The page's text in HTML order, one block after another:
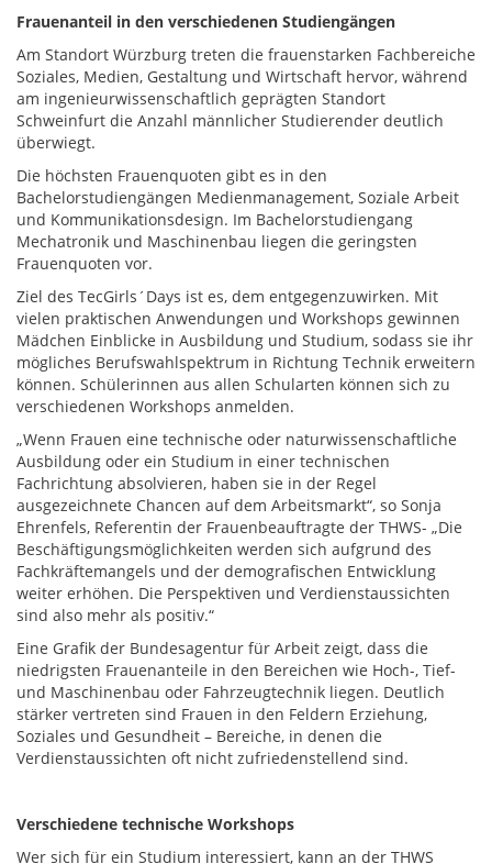
Frauenanteil in den verschiedenen Studiengängen
Am Standort Würzburg treten die frauenstarken Fachbereiche
Soziales, Medien, Gestaltung und Wirtschaft hervor, während
am ingenieurwissenschaftlich geprägten Standort
Schweinfurt die Anzahl männlicher Studierender deutlich
überwiegt.
Die höchsten Frauenquoten gibt es in den
Bachelorstudiengängen Medienmanagement, Soziale Arbeit
und Kommunikationsdesign. Im Bachelorstudiengang
Mechatronik und Maschinenbau liegen die geringsten
Frauenquoten vor.
Ziel des TecGirls´Days ist es, dem entgegenzuwirken. Mit
vielen praktischen Anwendungen und Workshops gewinnen
Mädchen Einblicke in Ausbildung und Studium, sodass sie ihr
mögliches Berufswahlspektrum in Richtung Technik erweitern
können. Schülerinnen aus allen Schularten können sich zu
verschiedenen Workshops anmelden.
„Wenn Frauen eine technische oder naturwissenschaftliche
Ausbildung oder ein Studium in einer technischen
Fachrichtung absolvieren, haben sie in der Regel
ausgezeichnete Chancen auf dem Arbeitsmarkt“, so Sonja
Ehrenfels, Referentin der Frauenbeauftragte der THWS- „Die
Beschäftigungsmöglichkeiten werden sich aufgrund des
Fachkräftemangels und der demografischen Entwicklung
weiter erhöhen. Die Perspektiven und Verdienstaussichten
sind also mehr als positiv.“
Eine Grafik der Bundesagentur für Arbeit zeigt, dass die
niedrigsten Frauenanteile in den Bereichen wie Hoch-, Tief-
und Maschinenbau oder Fahrzeugtechnik liegen. Deutlich
stärker vertreten sind Frauen in den Feldern Erziehung,
Soziales und Gesundheit – Bereiche, in denen die
Verdienstaussichten oft nicht zufriedenstellend sind.
Verschiedene technische Workshops
Wer sich für ein Studium interessiert, kann an der THWS